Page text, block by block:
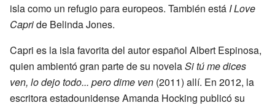
isla como un refugio para europeos. También está I Love
Capride Belinda Jones.
Capri es la isla favorita del autor español Albert Espinosa,
quien ambientó gran parte de su novelaSi tú me dices
ven, lo dejo todo... pero dime ven (2011) allí. En 2012, la
escritora estadounidense Amanda Hocking publicó su